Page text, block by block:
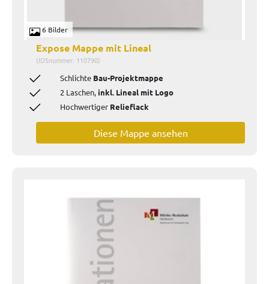
6 Bilder
Expose Mappe mit Lineal
(IDSnummer: 110790)
Schlichte Bau-Projektmappe
2 Laschen,inkl. Lineal mit Logo
Hochwertiger Relieflack
Diese Mappe ansehen